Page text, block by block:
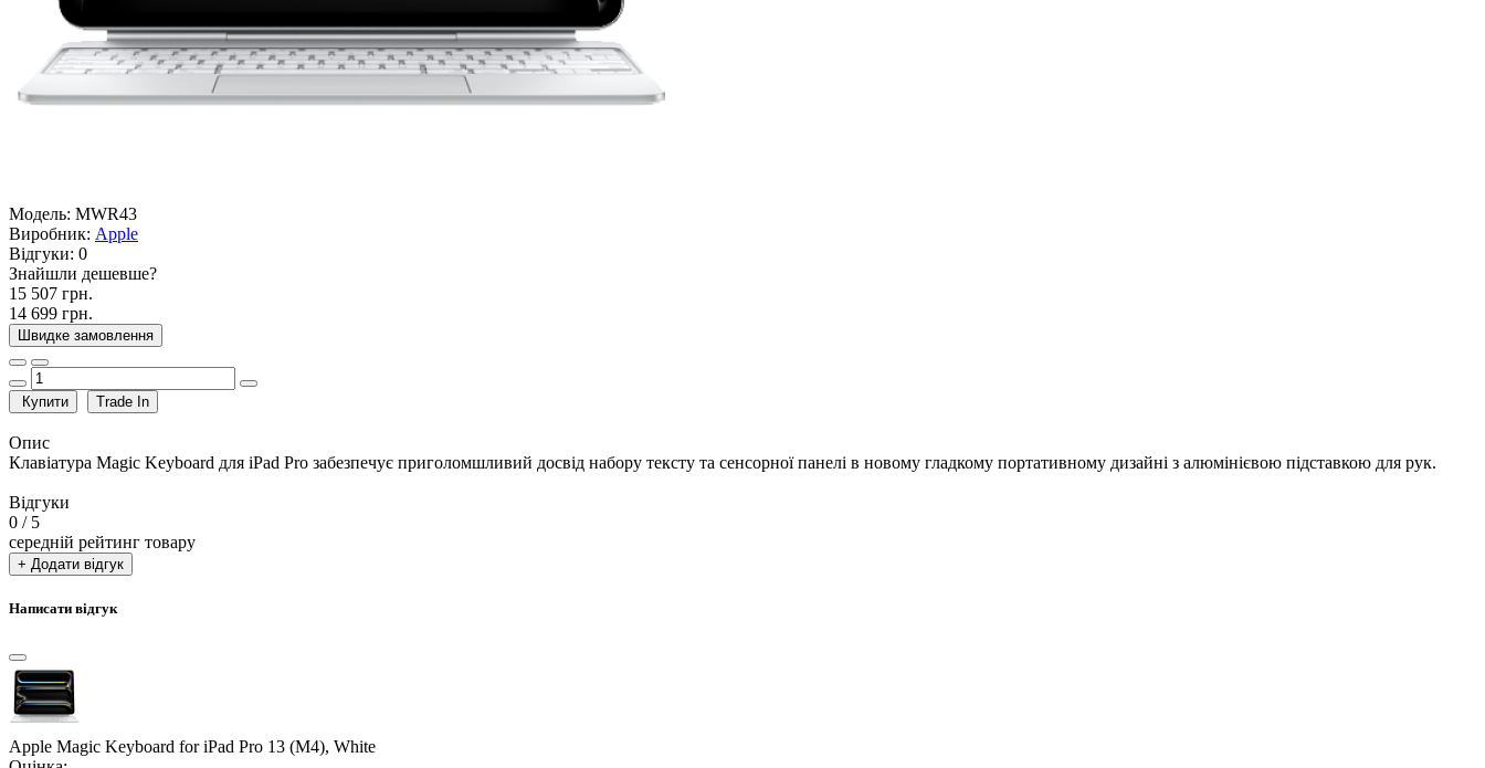
Модель: MWR43
Виробник: Apple
Відгуки: 0
Знайшли дешевше?
15 507 грн.
14 699 грн.
Швидке замовлення
Купити Trade In
Опис
Клавіатура Magic Keyboard для iPad Pro забезпечує приголомшливий досвід набору тексту та сенсорної панелі в новому гладкому портативному дизайні з алюмінієвою підставкою для рук.
Відгуки
0 / 5
середній рейтинг товару
+ Додати відгук
Написати відгук
Apple Magic Keyboard for iPad Pro 13 (M4), White